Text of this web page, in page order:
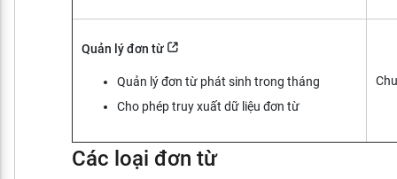
Quản lý đơn từ
Quản lý đơn từ phát sinh trong tháng
Cho phép truy xuất dữ liệu đơn từ
Các loại đơn từ